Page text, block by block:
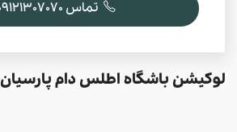
تماس 09121307070
لوکیشن باشگاه اطلس دام پارسیان